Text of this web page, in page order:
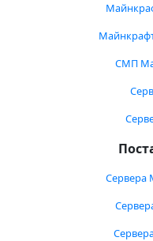
СМП
Сервера